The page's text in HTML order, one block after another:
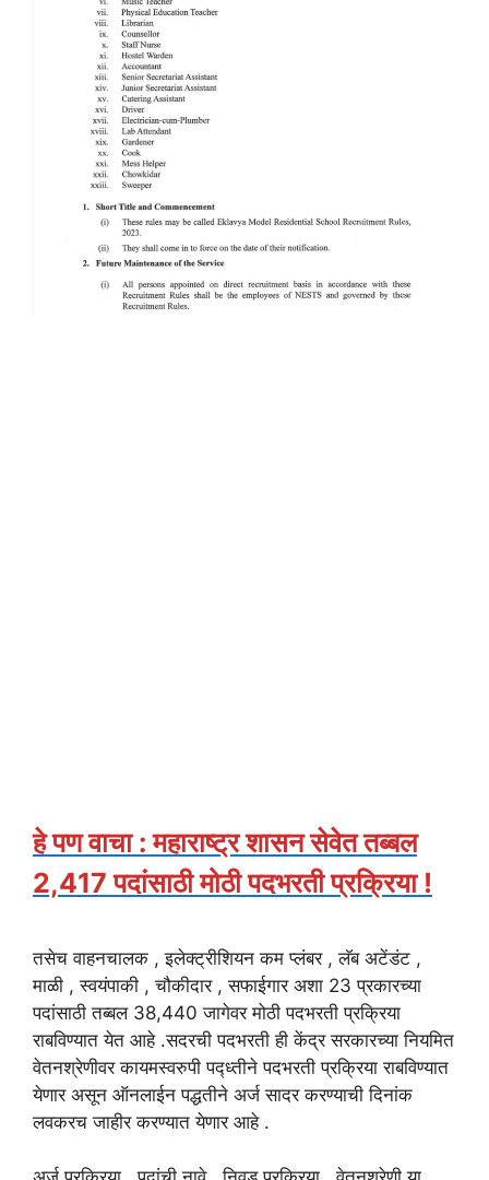
हे पण वाचा : महाराष्ट्र शासन सेवेत तब्बल
2,417 पदांसाठी मोठी पदभरती प्रक्रिया !
तसेच वाहनचालक , इलेक्ट्रीशियन कम प्लंबर , लॅब अटेंडंट ,
माळी , स्वयंपाकी , चौकीदार , सफाईगार अशा 23 प्रकारच्या
पदांसाठी तब्बल 38,440 जागेवर मोठी पदभरती प्रक्रिया
राबविण्यात येत आहे .सदरची पदभरती ही केंद्र सरकारच्या नियमित
वेतनश्रेणीवर कायमस्वरुपी पद्ध्तीने पदभरती प्रक्रिया राबविण्यात
येणार असून ऑनलाईन पद्धतीने अर्ज सादर करण्याची दिनांक
लवकरच जाहीर करण्यात येणार आहे .